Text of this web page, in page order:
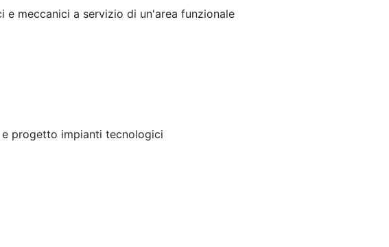
e meccanici a servizio di un'area funzionale
progetto impianti tecnologici